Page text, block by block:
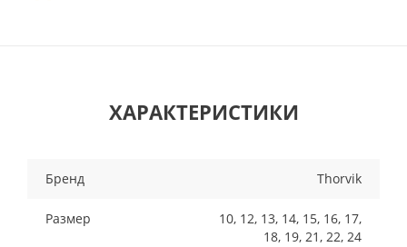
ХАРАКТЕРИСТИКИ
Бренд Thorvik
Размер
10, 12, 13, 14, 15, 16, 17,
18, 19, 21, 22, 24